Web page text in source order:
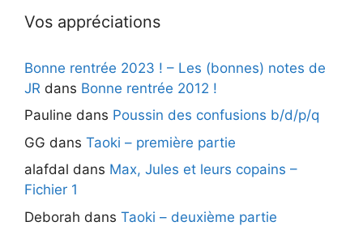
Vos appréciations
Bonne rentrée 2023 ! – Les (bonnes) notes de
JR dans Bonne rentrée 2012 !
Pauline dans Poussin des confusions b/d/p/q
GG dans Taoki – première partie
alafdal dans Max, Jules et leurs copains –
Fichier 1
Deborah dans Taoki – deuxième partie